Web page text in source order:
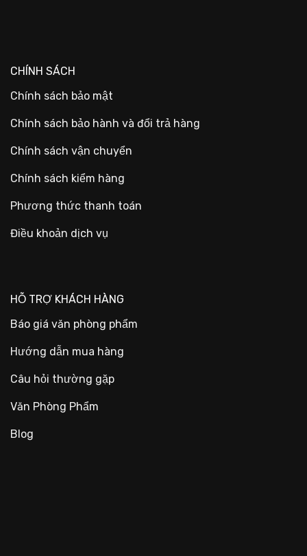
CHÍNH SÁCH
Chính sách bảo mật
Chính sách bảo hành và đổi trả hàng
Chính sách vận chuyển
Chính sách kiểm hàng
Phương thức thanh toán
Điều khoản dịch vụ
HỖ TRỢ KHÁCH HÀNG
Báo giá văn phòng phẩm
Hướng dẫn mua hàng
Câu hỏi thường gặp
Văn Phòng Phẩm
Blog